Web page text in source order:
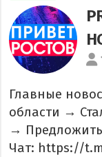
Главные
области →
→
Чат: https://